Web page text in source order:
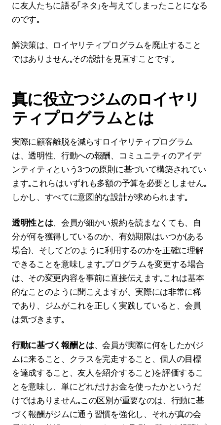
に友人たちに語る「ネタ」を与えてしまったことになる
のです。
解決策は、ロイヤリティプログラムを廃止すること
ではありません。その設計を見直すことです。
真に役立つジムのロイヤリ
ティプログラムとは
実際に顧客離脱を減らすロイヤリティプログラム
は、透明性、行動への報酬、コミュニティのアイデ
ンティティという3つの原則に基づいて構築されてい
ます。これらはいずれも多額の予算を必要としません。
しかし、すべてに意図的な設計が求められます。
透明性とは、会員が細かい規約を読まなくても、自
分が何を獲得しているのか、有効期限はいつか（ある
場合）、そしてどのように利用するのかを正確に理解
できることを意味します。プログラムを変更する場合
は、その変更内容を事前に直接伝えます。これは基本
的なことのように聞こえますが、実際には非常に稀
であり、ジムがこれを正しく実践していると、会員
は気づきます。
行動に基づく報酬とは、会員が実際に何をしたか（ジ
ムに来ること、クラスを完走すること、個人の目標
を達成すること、友人を紹介すること）を評価するこ
とを意味し、単にどれだけお金を使ったかというだ
けではありません。この区別が重要なのは、行動に基
づく報酬がジムに通う習慣を強化し、それが真の会